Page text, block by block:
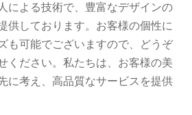
による技術で、豊富なデザインの
供しております。お客様の個性に
も可能でございますので、どうぞ
ください。私たちは、お客様の美
に考え、高品質なサービスを提供